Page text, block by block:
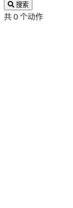
搜索
共 0 个动作